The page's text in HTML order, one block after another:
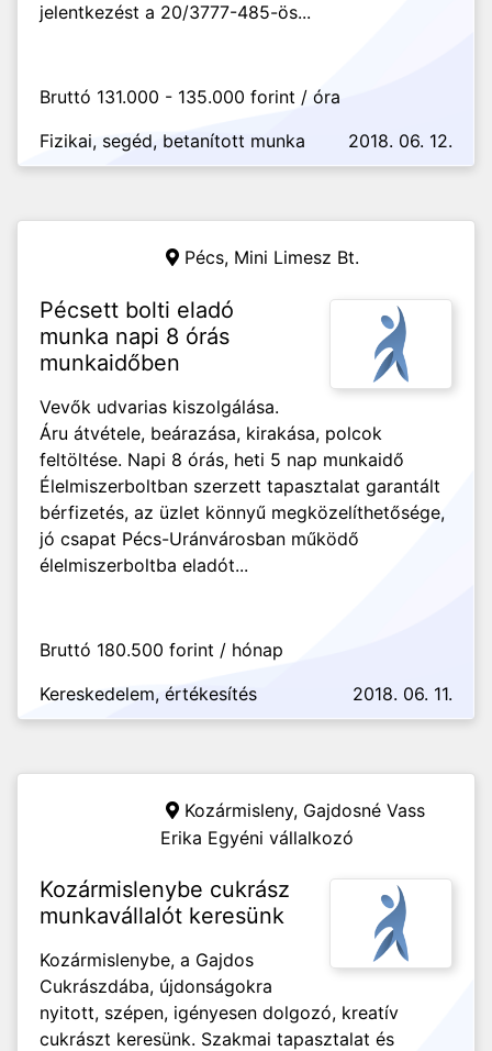
jelentkezést a 20/3777-485-ös...
Bruttó 131.000 - 135.000 forint / óra
Fizikai, segéd, betanított munka
2018. 06. 12.
Pécs, Mini Limesz Bt.
Pécsett bolti eladó
munka napi 8 órás
munkaidőben
Vevők udvarias kiszolgálása.
Áru átvétele, beárazása, kirakása, polcok
feltöltése. Napi 8 órás, heti 5 nap munkaidő
Élelmiszerboltban szerzett tapasztalat garantált
bérfizetés, az üzlet könnyű megközelíthetősége,
jó csapat Pécs-Uránvárosban működő
élelmiszerboltba eladót...
Bruttó 180.500 forint / hónap
Kereskedelem, értékesítés
2018. 06. 11.
Kozármisleny, Gajdosné Vass
Erika Egyéni vállalkozó
Kozármislenybe cukrász
munkavállalót keresünk
Kozármislenybe, a Gajdos
Cukrászdába, újdonságokra
nyitott, szépen, igényesen dolgozó, kreatív
cukrászt keresünk. Szakmai tapasztalat és